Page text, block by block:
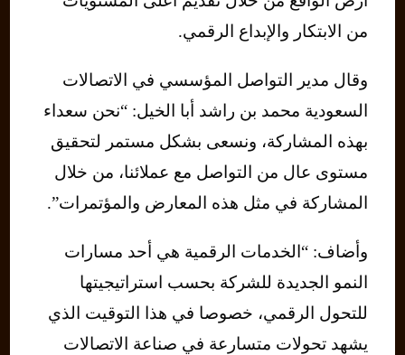
من الابتكار والإبداع الرقمي.
وقال مدير التواصل المؤسسي في الاتصالات
السعودية محمد بن راشد أبا الخيل: “نحن سعداء
بهذه المشاركة، ونسعى بشكل مستمر لتحقيق
مستوى عال من التواصل مع عملائنا، من خلال
المشاركة في مثل هذه المعارض والمؤتمرات”.
وأضاف: “الخدمات الرقمية هي أحد مسارات
النمو الجديدة للشركة بحسب استراتيجيتها
للتحول الرقمي، خصوصا في هذا التوقيت الذي
يشهد تحولات متسارعة في صناعة الاتصالات